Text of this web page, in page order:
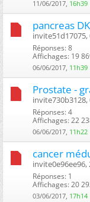
11/06/2017, 16h39
pancreas
invite51d17075,
Réponses: 8
Affichages: 19
06/06/2017, 11h39
Prostate -
invite730b3128,
Réponses: 4
Affichages: 22
06/06/2017, 11h22
cancer
invite0e96ee96,
Réponses: 1
Affichages: 20
03/06/2017, 17h14